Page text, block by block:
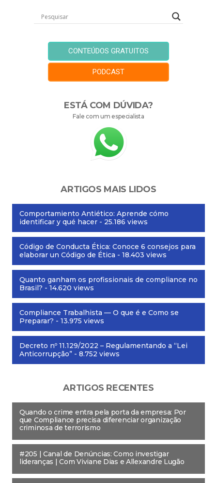
CONTEÚDOS GRATUITOS
PODCAST
ESTÁ COM DÚVIDA?
Fale com um especialista
ARTIGOS MAIS LIDOS
Comportamiento Antiético: Aprende cómo
identificar y qué hacer - 25.186 views
Código de Conducta Ética: Conoce 6 consejos para
elaborar un Código de Ética - 18.403 views
Quanto ganham os profissionais de compliance no
Brasil? - 14.620 views
Compliance Trabalhista — O que é e Como se
Preparar? - 13.975 views
Decreto nº 11.129/2022 – Regulamentando a “Lei
Anticorrupção” - 8.752 views
ARTIGOS RECENTES
Quando o crime entra pela porta da empresa: Por
que Compliance precisa diferenciar organização
criminosa de terrorismo
#205 | Canal de Denúncias: Como investigar
lideranças | Com Viviane Dias e Allexandre Lugão